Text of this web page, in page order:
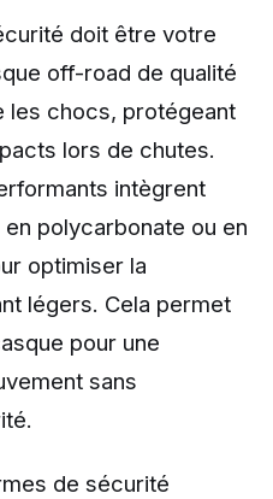
doit être votre
off-road de qualité
les chocs, protégeant
lors de chutes.
intègrent
polycarbonate ou en
optimiser la
légers. Cela permet
pour une
sans
de sécurité